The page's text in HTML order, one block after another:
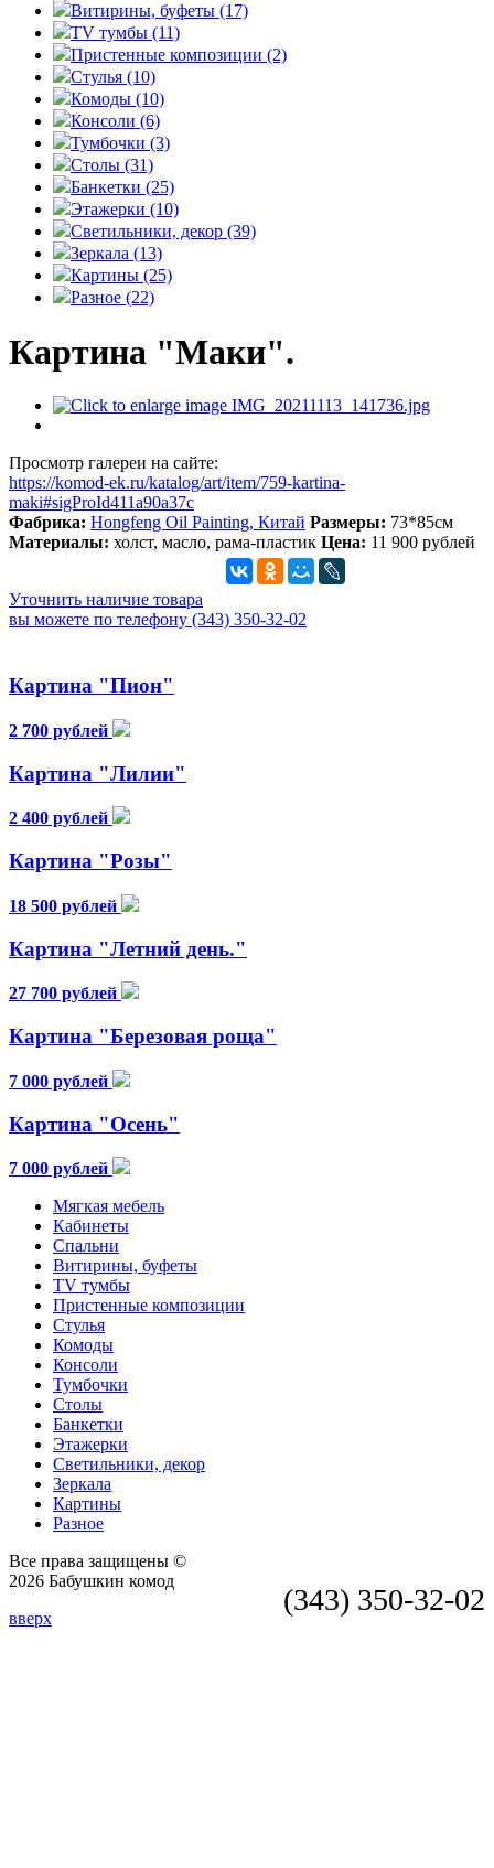
Витирины, буфеты (17)
TV тумбы (11)
Пристенные композиции (2)
Стулья (10)
Комоды (10)
Консоли (6)
Тумбочки (3)
Столы (31)
Банкетки (25)
Этажерки (10)
Светильники, декор (39)
Зеркала (13)
Картины (25)
Разное (22)
Картина "Маки".
Просмотр галереи на сайте:
https://komod-ek.ru/katalog/art/item/759-kartina-
maki#sigProId411a90a37c
Фабрика: Hongfeng Oil Painting, Китай Размеры: 73*85см
Материалы: холст, масло, рама-пластик Цена: 11 900 рублей
Уточнить наличие товара
вы можете по телефону (343) 350-32-02
Картина "Пион"
2 700 рублей
Картина "Лилии"
2 400 рублей
Картина "Розы"
18 500 рублей
Картина "Летний день."
27 700 рублей
Картина "Березовая роща"
7 000 рублей
Картина "Осень"
7 000 рублей
Мягкая мебель
Кабинеты
Спальни
Витирины, буфеты
TV тумбы
Пристенные композиции
Стулья
Комоды
Консоли
Тумбочки
Столы
Банкетки
Этажерки
Светильники, декор
Зеркала
Картины
Разное
(343) 350-32-02
Все права защищены ©
2026 Бабушкин комод
вверх